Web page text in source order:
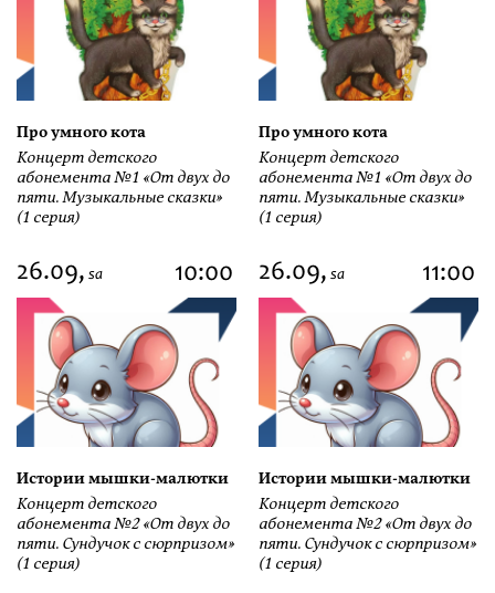
Про умного кота
Концерт детского
абонемента №1 «От двух до
пяти. Музыкальные сказки»
(1 серия)
Про умного кота
Концерт детского
абонемента №1 «От двух до
пяти. Музыкальные сказки»
(1 серия)
26.09, sa 10:00
Истории мышки-малютки
Концерт детского
абонемента №2 «От двух до
пяти. Сундучок с сюрпризом»
(1 серия)
26.09, sa 11:00
Истории мышки-малютки
Концерт детского
абонемента №2 «От двух до
пяти. Сундучок с сюрпризом»
(1 серия)